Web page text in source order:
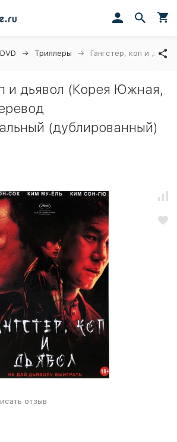
Триллеры Гангстер, коп и
и дьявол (Корея Южная,
(дублированный)
отзыв